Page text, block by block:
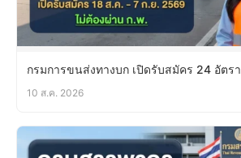
กรมการขนส่งทางบก เปิดรับสมัคร 24 อัตรา
10 ส.ค. 2026